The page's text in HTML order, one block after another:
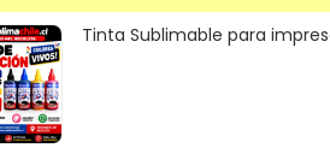
Tinta Sublimable para